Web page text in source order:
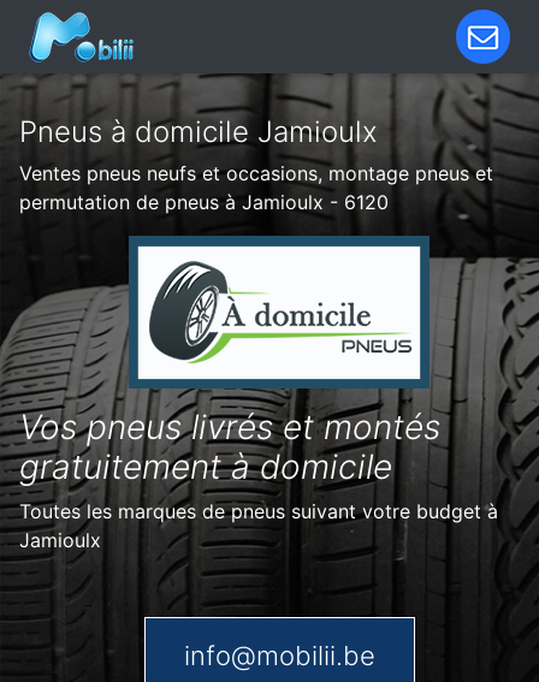
Pneus à domicile Jamioulx
Ventes pneus neufs et occasions, montage pneus et
permutation de pneus à Jamioulx - 6120
Vos pneus livrés et montés
gratuitement à domicile
Toutes les marques de pneus suivant votre budget à
Jamioulx
info@mobilii.be